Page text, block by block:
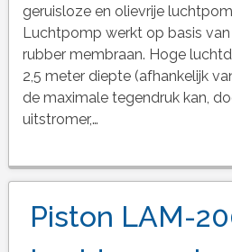
geruisloze en olievrije
Luchtpomp werkt op basis van
rubber membraan. Hoge
2,5 meter diepte (afhankelijk
de maximale tegendruk kan,
uitstromer,…
Piston LAM-